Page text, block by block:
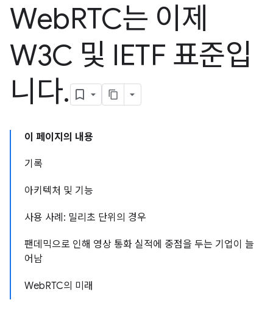
WebRTC는 이제
W3C 및 IETF 표준입
니다.
이 페이지의 내용
기록
아키텍처 및 기능
사용 사례: 밀리초 단위의 경우
팬데믹으로 인해 영상 통화 실적에 중점을 두는 기업이 늘
어남
WebRTC의 미래